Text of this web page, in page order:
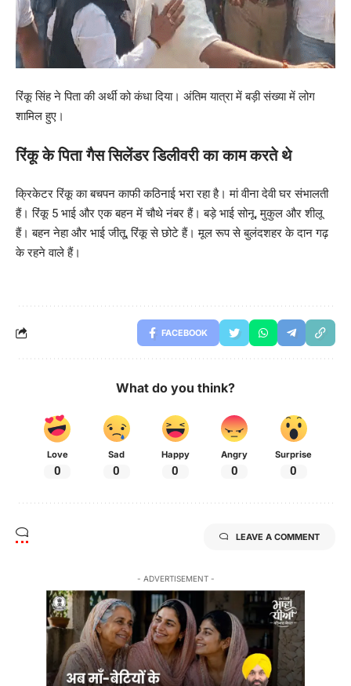
रिंकू सिंह ने पिता की अर्थी को कंधा दिया। अंतिम यात्रा में बड़ी संख्या में लोग
शामिल हुए।
रिंकू के पिता गैस सिलेंडर डिलीवरी का काम करते थे
क्रिकेटर रिंकू का बचपन काफी कठिनाई भरा रहा है। मां वीना देवी घर संभालती
हैं। रिंकू 5 भाई और एक बहन में चौथे नंबर हैं। बड़े भाई सोनू, मुकुल और शीलू
हैं। बहन नेहा और भाई जीतू, रिंकू से छोटे हैं। मूल रूप से बुलंदशहर के दान गढ़
के रहने वाले हैं।
FACEBOOK
What do you think?
Love
0
Sad
0
Happy
0
Angry
0
Surprise
0
LEAVE A COMMENT
- ADVERTISEMENT -